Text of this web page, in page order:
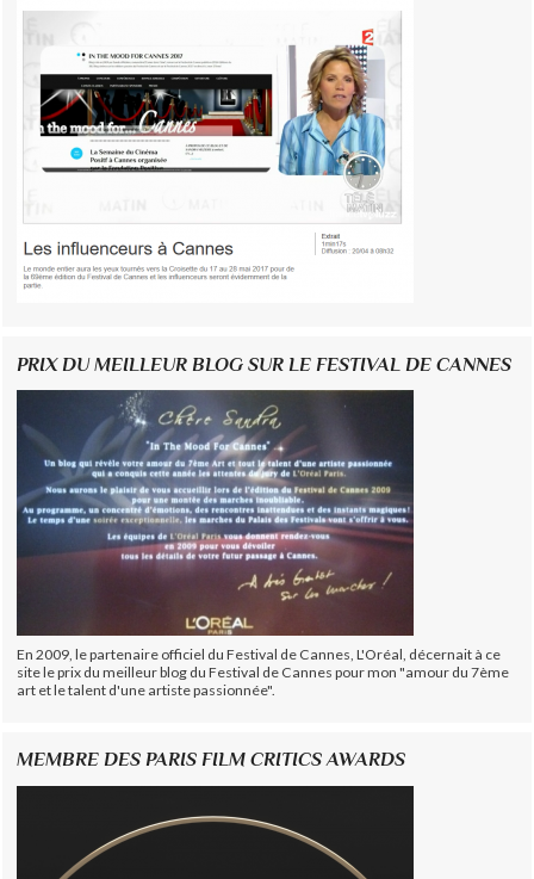
PRIX DU MEILLEUR BLOG SUR LE FESTIVAL DE CANNES
En 2009, le partenaire officiel du Festival de Cannes, L'Oréal, décernait à ce
site le prix du meilleur blog du Festival de Cannes pour mon "amour du 7ème
art et le talent d'une artiste passionnée".
MEMBRE DES PARIS FILM CRITICS AWARDS